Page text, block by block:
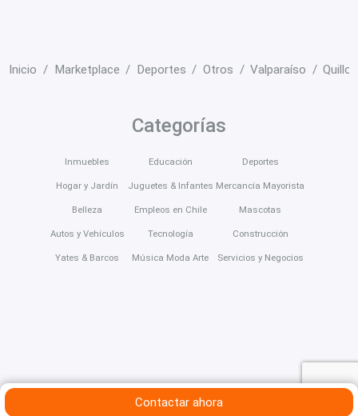
Inicio Marketplace Deportes Otros Valparaíso
Contactar ahora
Categorías
Inmuebles
Hogar y Jardín
Belleza
Autos y Vehículos
Yates & Barcos
Educación
Juguetes & Infantes
Empleos en Chile
Tecnología
Música Moda Arte
Deportes
Mercancía Mayorista
Mascotas
Construcción
Servicios y Negocios